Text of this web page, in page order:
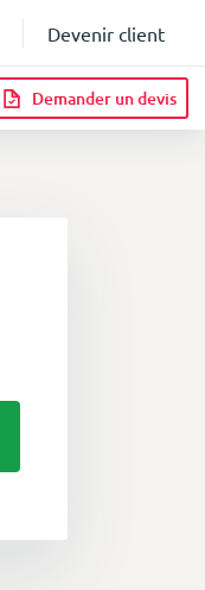
Devenir client
Demander un devis